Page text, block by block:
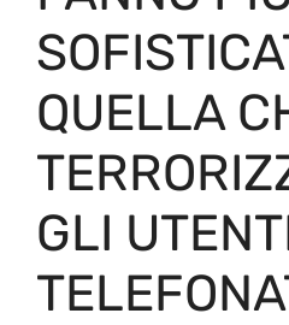
QUELLA
GLI